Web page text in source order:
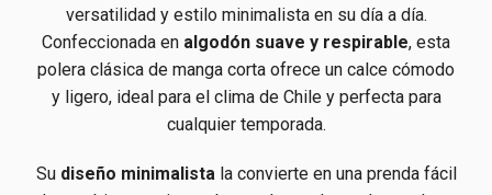
versatilidad y estilo minimalista en su día a día.
Confeccionada en algodón suave y respirable, esta
polera clásica de manga corta ofrece un calce cómodo
y ligero, ideal para el clima de Chile y perfecta para
cualquier temporada.
Su diseño minimalistala convierte en una prenda fácil